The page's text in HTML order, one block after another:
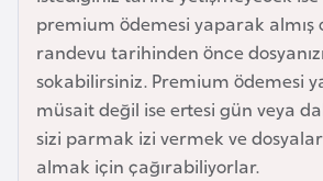
premium ödemesi yaparak almış
randevu tarihinden önce
sokabilirsiniz. Premium ödemesi
müsait değil ise ertesi gün veya
sizi parmak izi vermek ve
almak için çağırabiliyorlar.
B
e
l
ç
i
k